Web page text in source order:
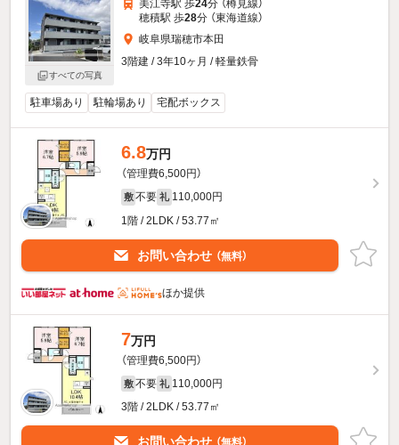
すべての写真
美江寺駅 歩24分 （樽見線）
穂積駅 歩28分 （東海道線）
岐阜県瑞穂市本田
3階建 / 3年10ヶ月 / 軽量鉄骨
駐車場あり 駐輪場あり 宅配ボックス
6.8万円
（管理費6,500円）
敷 不要 礼 110,000円
1階 / 2LDK / 53.77㎡
お問い合わせ （無料）
ほか提供
7万円
（管理費6,500円）
敷 不要 礼 110,000円
3階 / 2LDK / 53.77㎡
お問い合わせ